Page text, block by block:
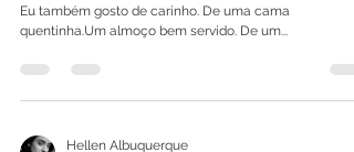
Eu também gosto de carinho. De uma cama
quentinha.Um almoço bem servido. De um...
Hellen Albuquerque